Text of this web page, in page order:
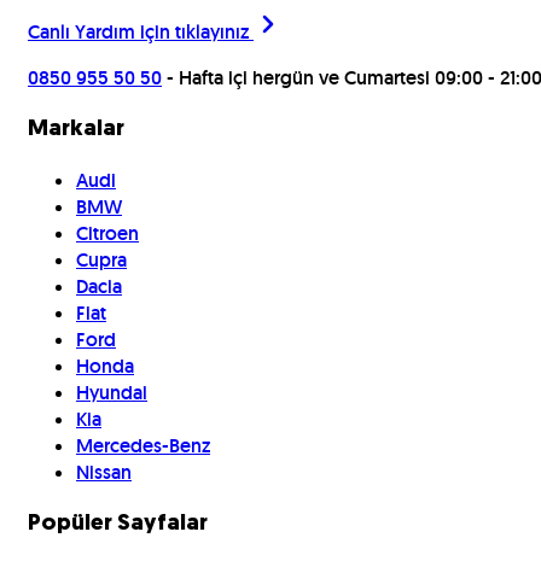
Canlı Yardım için tıklayınız
0850 955 50 50- Hafta içi hergün ve Cumartesi 09:00 - 21:00
Markalar
Audi
BMW
Citroen
Cupra
Dacia
Fiat
Ford
Honda
Hyundai
Kia
Mercedes-Benz
Nissan
Popüler Sayfalar